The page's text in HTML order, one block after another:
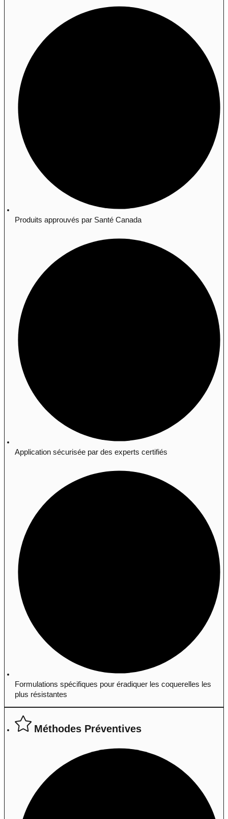
Produits approuvés par Santé Canada
Application sécurisée par des experts certifiés
Formulations spécifiques pour éradiquer les coquerelles les
plus résistantes
Méthodes Préventives